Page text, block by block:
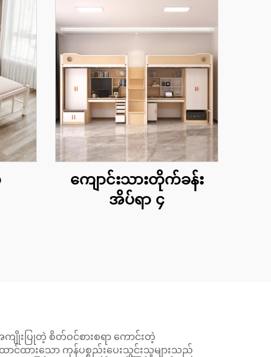
ကျောင်းသားတိုက်ခန်း
အိပ်ရာ ၄
ပြုတဲ့ စိတ်ဝင်စားစရာ ကောင်းတဲ့
င်ထားသော ကုန်ပစ္စည်းပေးသွင်းသူများသည်